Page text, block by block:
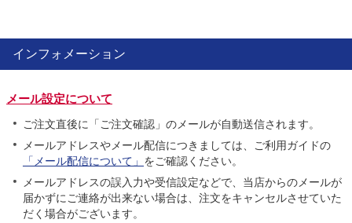
インフォメーション
メール設定について
ご注文直後に「ご注文確認」のメールが自動送信されます。
メールアドレスやメール配信につきましては、ご利用ガイドの
「メール配信について」 をご確認ください。
メールアドレスの誤入力や受信設定などで、当店からのメールが
届かずにご連絡が出来ない場合は、注文をキャンセルさせていた
だく場合がございます。